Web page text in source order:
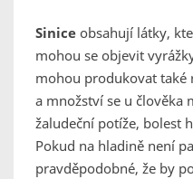
Sinice obsahují látky,
mohou se objevit
mohou produkovat také
a množství se u člověka
žaludeční potíže, bolest
Pokud na hladině není
pravděpodobné, že by